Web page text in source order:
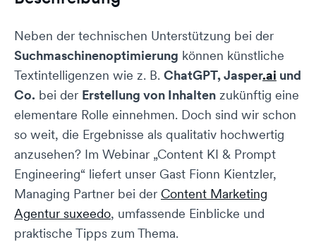
Neben der technischen Unterstützung bei der
Suchmaschinenoptimierung können künstliche
Textintelligenzen wie z. B. ChatGPT, Jasper.ai und
Co. bei der Erstellung von Inhalten zukünftig eine
elementare Rolle einnehmen. Doch sind wir schon
so weit, die Ergebnisse als qualitativ hochwertig
anzusehen? Im Webinar „Content KI & Prompt
Engineering“ liefert unser Gast Fionn Kientzler,
Managing Partner bei der Content Marketing
Agentur suxeedo, umfassende Einblicke und
praktische Tipps zum Thema.